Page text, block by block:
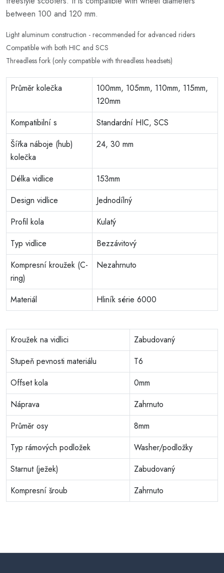
between 100 and 120 mm.
Light aluminum construction - recommended for advanced riders
Compatible with both HIC and SCS
Threadless fork (only compatible with threadless headsets)
Průměr kolečka
100mm, 105mm, 110mm, 115mm,
120mm
Kompatibilní s
Standardní HIC, SCS
Šířka náboje (hub)
kolečka
24, 30 mm
Délka vidlice
153mm
Design vidlice
Jednodílný
Profil kola
Kulatý
Typ vidlice
Bezzávitový
Kompresní kroužek (C-
ring)
Nezahrnuto
Materiál Hliník série 6000
Kroužek na vidlici
Zabudovaný
Stupeň pevnosti materiálu
T6
Offset kola
0mm
Náprava
Zahrnuto
Průměr osy
8mm
Typ rámových podložek
Washer/podložky
Starnut (ježek)
Zabudovaný
Kompresní šroub
Zahrnuto